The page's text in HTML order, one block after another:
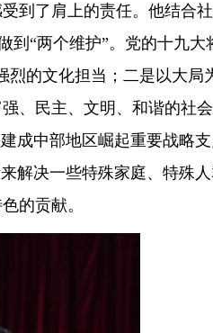
到了肩上的责任。他结合
到“两个维护”。党的十九
的文化担当；二是以大
、民主、文明、和谐的社
成中部地区崛起重要战略
解决一些特殊家庭、特殊
的贡献。